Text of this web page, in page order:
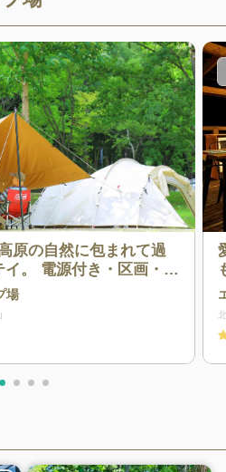
原の自然に包まれて過
。 電源付き・区画・フ
サイトに加え、冷暖房
ご用意。コテージは2つ
テラスでのBBQや、高
空気と静かな夜をお楽し
場